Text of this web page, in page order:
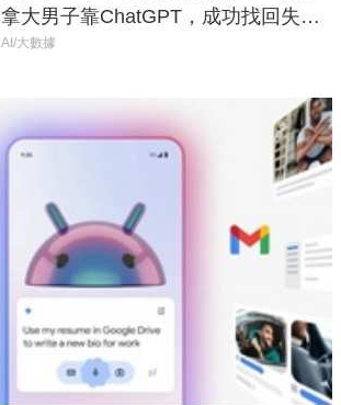
拿大男子靠ChatGPT，成功找回失散
50年家人
AI/大數據